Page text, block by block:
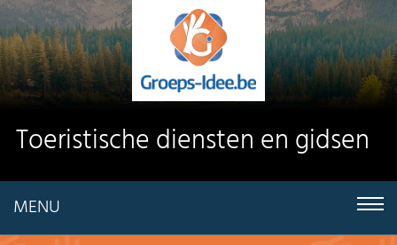
Toeristische diensten en gidsen
MENU